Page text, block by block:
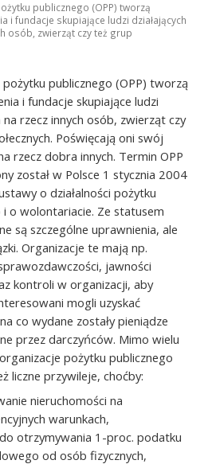
Zachodniopomorska Fundacja Pomocy
"Tęcza Serc"
publicznego (OPP) tworzą
i fundacje skupiające ludzi działających
osób, zwierząt czy też grup
pożytku publicznego (OPP) tworzą
i fundacje skupiające ludzi
na rzecz innych osób, zwierząt czy
Poświęcają oni swój
rzecz dobra innych. Termin OPP
został w Polsce 1 stycznia 2004
o działalności pożytku
i o wolontariacie. Ze statusem
są szczególne uprawnienia, ale
Organizacje te mają np.
jawności
kontroli w organizacji, aby
mogli uzyskać
co wydane zostały pieniądze
przez darczyńców. Mimo wielu
pożytku publicznego
liczne przywileje, choćby:
nieruchomości na
warunkach,
otrzymywania 1-proc. podatku
od osób fizycznych,